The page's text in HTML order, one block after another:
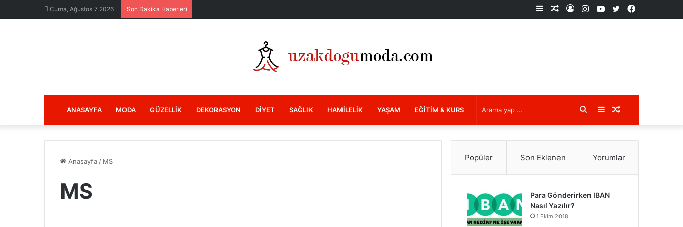
Cuma, Ağustos 7 2026 Son Dakika Haberleri Facebook
X
YouTube
Instagram
Kayıt
Rastgele
Kenar
ANASAYFA MODA GÜZELLIK DEKORASYON DIYET SAĞLIK HAMILELIK YAŞAM EĞITIM & KURS Rastgele
Makale
Kenar
Bölmesi
Arama
yap
Anasayfa / MS
MS
Popüler Son Eklenen Yorumlar
Para Gönderirken IBAN
Nasıl Yazılır?
1 Ekim 2018